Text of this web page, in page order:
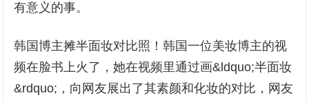
有意义的事。
韩国博主摊半面妆对比照！韩国一位美妆博主的视
频在脸书上火了，她在视频里通过画&ldquo;半面妆
&rdquo;，向网友展出了其素颜和化妆的对比，网友